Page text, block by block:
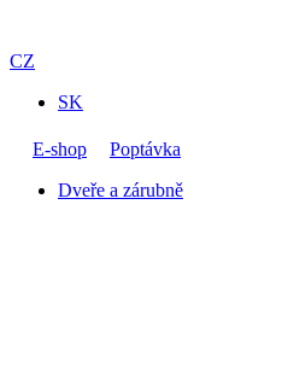
CZ
SK
E-shop
Poptávka
Dveře a zárubně